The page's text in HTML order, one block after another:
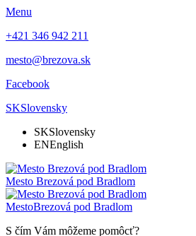
Menu
+421 346 942 211
mesto@brezova.sk
Facebook
SKSlovensky
SKSlovensky
ENEnglish
Mesto Brezová pod Bradlom
MestoBrezová pod Bradlom
S čím Vám môžeme pomôcť?